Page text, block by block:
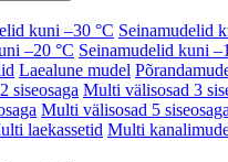
kuni –30 °C Seinamudelid
–20 °C Seinamudelid kuni
Laealune mudel
siseosaga Multi välisosad 3
Multi välisosad 5 siseosaga
laekassetid Multi